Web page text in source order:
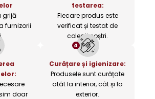
grijă
furnizorii
testarea:
Fiecare produs este
verificat și testat de
colegii noștri.
doar
4
Curățare și igienizare:
Produsele sunt curățate
atât la interior, cât și la
exterior.